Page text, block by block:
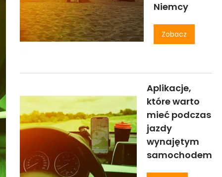
Niemcy
Zobacz
Aplikacje,
które warto
mieć podczas
jazdy
wynajętym
samochodem